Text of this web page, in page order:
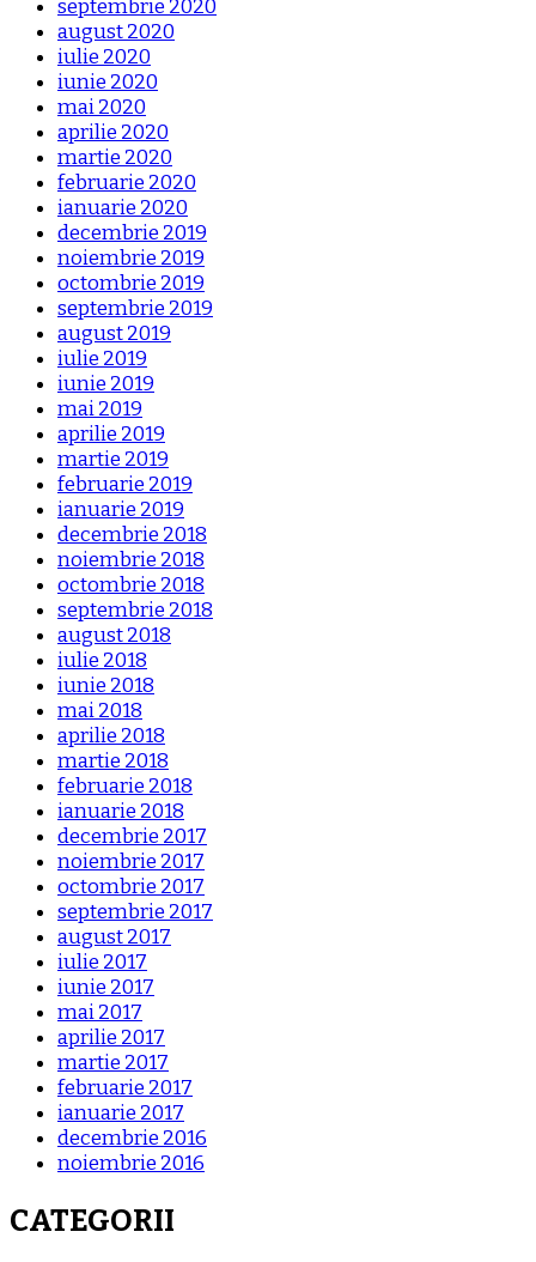
septembrie 2020
august 2020
iulie 2020
iunie 2020
mai 2020
aprilie 2020
martie 2020
februarie 2020
ianuarie 2020
decembrie 2019
noiembrie 2019
octombrie 2019
septembrie 2019
august 2019
iulie 2019
iunie 2019
mai 2019
aprilie 2019
martie 2019
februarie 2019
ianuarie 2019
decembrie 2018
noiembrie 2018
octombrie 2018
septembrie 2018
august 2018
iulie 2018
iunie 2018
mai 2018
aprilie 2018
martie 2018
februarie 2018
ianuarie 2018
decembrie 2017
noiembrie 2017
octombrie 2017
septembrie 2017
august 2017
iulie 2017
iunie 2017
mai 2017
aprilie 2017
martie 2017
februarie 2017
ianuarie 2017
decembrie 2016
noiembrie 2016
CATEGORII